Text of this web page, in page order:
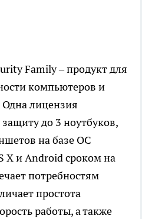
Family – продукт для
компьютеров и
лицензия
до 3 ноутбуков,
на базе ОС
X и Android сроком на
потребностям
простота
работы, а также